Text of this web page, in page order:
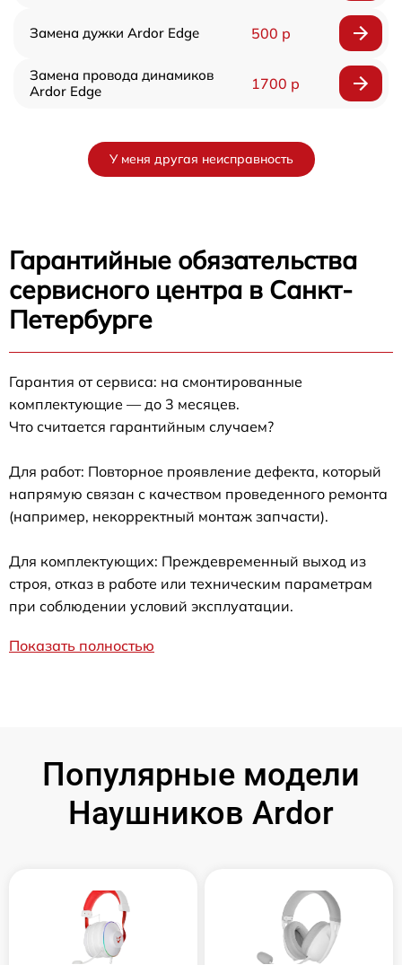
Замена дужки Ardor Edge 500 р
Замена провода динамиков
Ardor Edge
1700 р
У меня другая неисправность
Гарантийные обязательства
сервисного центра в Санкт-
Петербурге
Гарантия от сервиса: на смонтированные
комплектующие — до 3 месяцев.
Что считается гарантийным случаем?
Для работ: Повторное проявление дефекта, который
напрямую связан с качеством проведенного ремонта
(например, некорректный монтаж запчасти).
Для комплектующих: Преждевременный выход из
строя, отказ в работе или техническим параметрам
при соблюдении условий эксплуатации.
Показать полностью
Популярные модели
Наушников Ardor